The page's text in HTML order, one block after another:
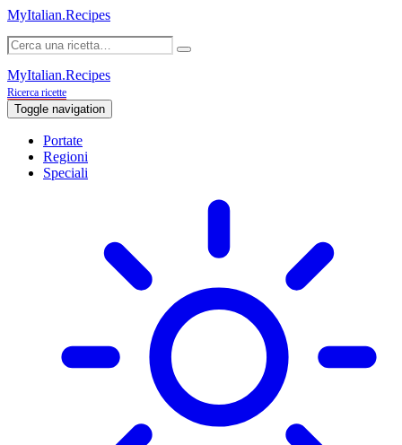
MyItalian.Recipes
MyItalian.Recipes
Ricerca ricette
Toggle navigation
Portate
Regioni
Speciali